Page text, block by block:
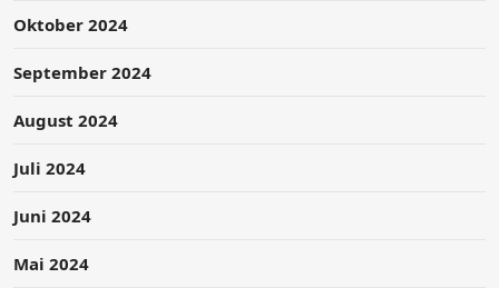
Oktober 2024
September 2024
August 2024
Juli 2024
Juni 2024
Mai 2024